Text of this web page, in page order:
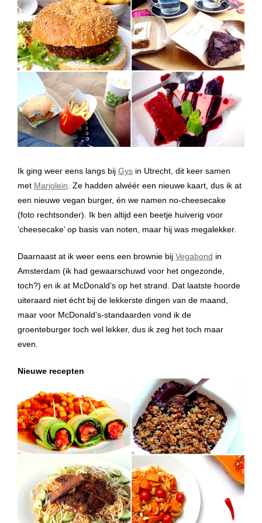
Ik ging weer eens langs bij Gys in Utrecht, dit keer samen
met Marjolein. Ze hadden alwéér een nieuwe kaart, dus ik at
een nieuwe vegan burger, én we namen no-cheesecake
(foto rechtsonder). Ik ben altijd een beetje huiverig voor
‘cheesecake’ op basis van noten, maar hij was megalekker.
Daarnaast at ik weer eens een brownie bij Vegabond in
Amsterdam (ik had gewaarschuwd voor het ongezonde,
toch?) en ik at McDonald’s op het strand. Dat laatste hoorde
uiteraard niet écht bij de lekkerste dingen van de maand,
maar voor McDonald’s-standaarden vond ik de
groenteburger toch wel lekker, dus ik zeg het toch maar
even.
Nieuwe recepten